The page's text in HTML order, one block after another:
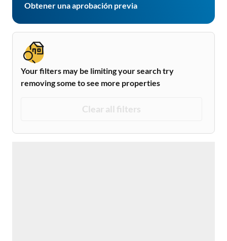
Obtener una aprobación previa
Your filters may be limiting your search try
removing some to see more properties
Clear all filters